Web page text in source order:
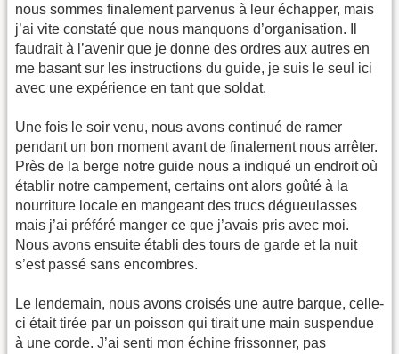
nous sommes finalement parvenus à leur échapper, mais
j’ai vite constaté que nous manquons d’organisation. Il
faudrait à l’avenir que je donne des ordres aux autres en
me basant sur les instructions du guide, je suis le seul ici
avec une expérience en tant que soldat.
Une fois le soir venu, nous avons continué de ramer
pendant un bon moment avant de finalement nous arrêter.
Près de la berge notre guide nous a indiqué un endroit où
établir notre campement, certains ont alors goûté à la
nourriture locale en mangeant des trucs dégueulasses
mais j’ai préféré manger ce que j’avais pris avec moi.
Nous avons ensuite établi des tours de garde et la nuit
s’est passé sans encombres.
Le lendemain, nous avons croisés une autre barque, celle-
ci était tirée par un poisson qui tirait une main suspendue
à une corde. J’ai senti mon échine frissonner, pas